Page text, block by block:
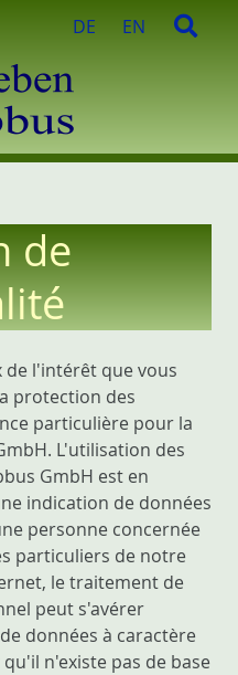
DE EN
h
de
l'intérêt que vous
protection des
particulière pour la
L'utilisation des
GmbH est en
indication de données
personne concernée
particuliers de notre
le traitement de
peut s'avérer
données à caractère
n'existe pas de base